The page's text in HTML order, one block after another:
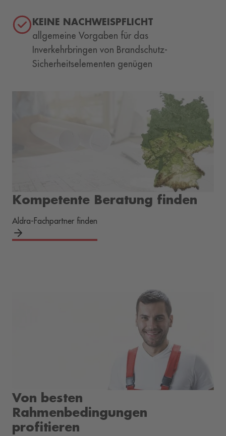
KEINE NACHWEISPFLICHT
allgemeine Vorgaben für das
Inverkehrbringen von Brandschutz-
Sicherheitselementen genügen
Kompetente Beratung finden
Aldra-Fachpartner finden
Von besten
Rahmenbedingungen
profitieren